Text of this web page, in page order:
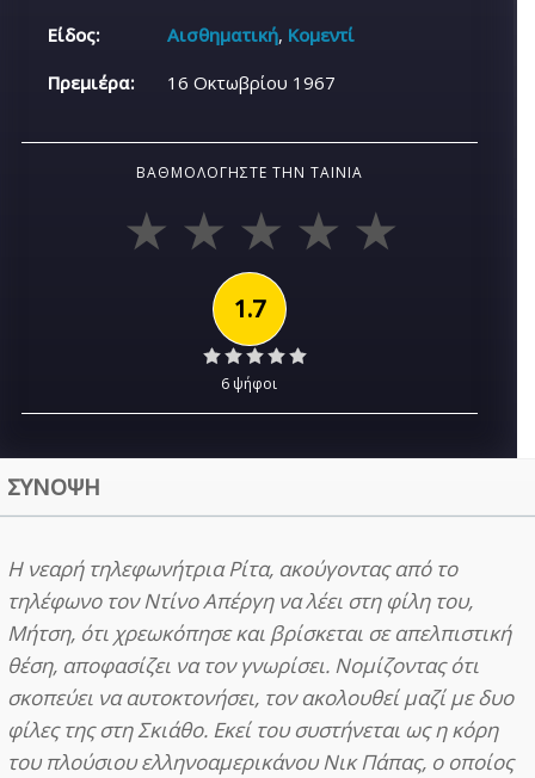
Είδος:
Αισθηματική, Κομεντί
Πρεμιέρα:
16 Οκτωβρίου 1967
ΒΑΘΜΟΛΟΓΉΣΤΕ ΤΗΝ ΤΑΙΝΊΑ
1.7
6 ψήφοι
ΣΥΝΟΨΗ
Η νεαρή τηλεφωνήτρια Ρίτα, ακούγοντας από το
τηλέφωνο τον Ντίνο Απέργη να λέει στη φίλη του,
Μήτση, ότι χρεωκόπησε και βρίσκεται σε απελπιστική
θέση, αποφασίζει να τον γνωρίσει. Νομίζοντας ότι
σκοπεύει να αυτοκτονήσει, τον ακολουθεί μαζί με δυο
φίλες της στη Σκιάθο. Εκεί του συστήνεται ως η κόρη
του πλούσιου ελληνοαμερικάνου Νικ Πάπας, ο οποίος